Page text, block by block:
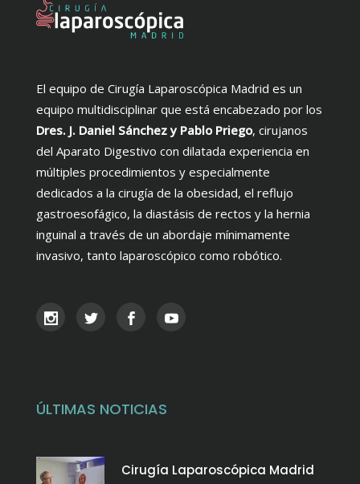
El equipo de Cirugía Laparoscópica Madrid es un
equipo multidisciplinar que está encabezado por los
Dres. J. Daniel Sánchez y Pablo Priego, cirujanos
del Aparato Digestivo con dilatada experiencia en
múltiples procedimientos y especialmente
dedicados a la cirugía de la obesidad, el reflujo
gastroesofágico, la diastásis de rectos y la hernia
inguinal a través de un abordaje mínimamente
invasivo, tanto laparoscópico como robótico.
ÚLTIMAS NOTICIAS
Cirugía Laparoscópica Madrid